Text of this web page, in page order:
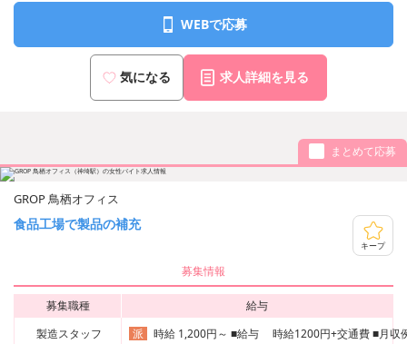
WEBで応募
気になる 求人詳細を見る
まとめて応募
GROP 鳥栖オフィス
食品工場で製品の補充
キープ
募集情報
募集職種
給与
製造スタッフ
派 時給 1,200円～ ■給与 時給1200円+交通費 ■月